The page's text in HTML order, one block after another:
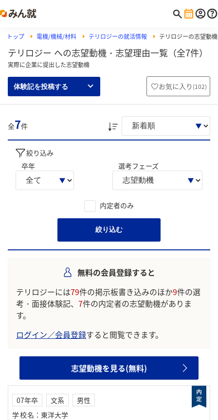
トップ 電機/機械/材料 テリロジーの就活情報 テリロジーの志望動
テリロジー への志望動機・志望理由一覧（全7件）
実際に企業に提出した志望動機
体験記を投稿する お気に入り (102)
全7件
絞り込み
卒年
選考フェーズ
内定者のみ
絞り込む
無料の会員登録すると
テリロジーには79件の掲示板書き込みのほか9件の選
考・面接体験記、 7件の内定者の志望動機がありま
す。
ログイン／会員登録すると閲覧できます。
志望動機を見る(無料)
07年卒 文系
男性
学校名 ： 東洋大学